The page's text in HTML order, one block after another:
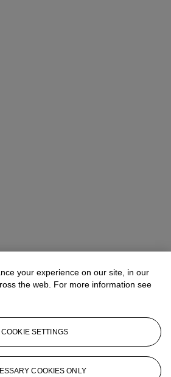
Head of Sale
+33 (0)1 40 76 72 13
limitée à 8 exemplaires et 4 épreuves
edition of 8 examples and 4 artist's
your experience on our site, in our
the web. For more information see
COOKIE SETTINGS
COOKIES ONLY